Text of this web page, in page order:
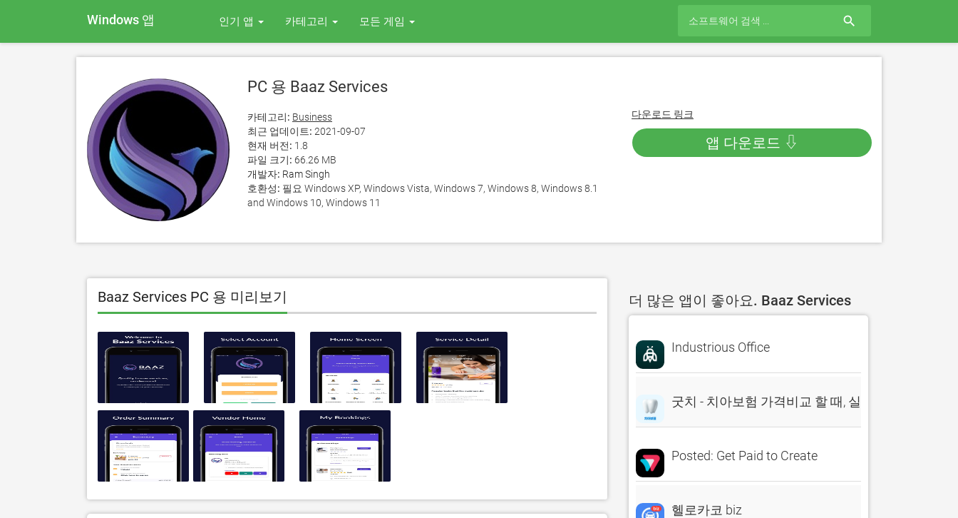
Windows 앱 인기 앱 카테고리 모든 게임 search
PC 용 Baaz Services
카테고리: Business
최근 업데이트: 2021-09-07
현재 버전: 1.8
파일 크기: 66.26 MB
개발자: Ram Singh
호환성: 필요 Windows XP, Windows Vista, Windows 7, Windows 8, Windows 8.1
and Windows 10, Windows 11
다운로드 링크
앱 다운로드 ⇩
Baaz Services PC 용 미리보기 더 많은 앱이 좋아요. Baaz Services
Industrious Office
굿치 - 치아보험 가격비교 할 때, 실시간 비교견적 앱
Posted: Get Paid to Create
헬로카코 biz